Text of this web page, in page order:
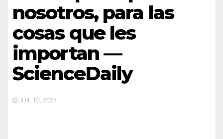
nosotros, para las
cosas que les
importan —
ScienceDaily
JUIL 10, 2023